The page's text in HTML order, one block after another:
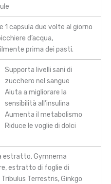
1 capsula due volte al giorno
d’acqua,
prima dei pasti.
Supporta livelli sani di
zucchero nel sangue
Aiuta a migliorare la
sensibilità all’insulina
Aumenta il metabolismo
Riduce le voglie di dolci
estratto, Gymnema
estratto di foglie di
Tribulus Terrestris, Ginkgo